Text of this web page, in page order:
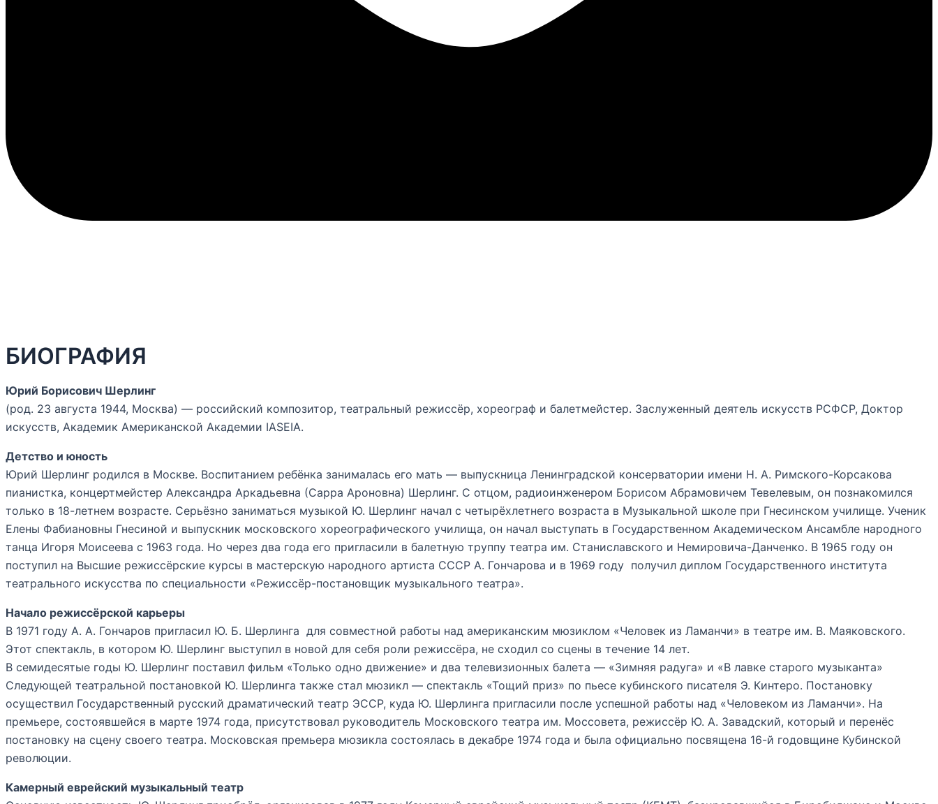
БИОГРАФИЯ
Юрий Борисович Шерлинг
(род. 23 августа 1944, Москва) — российский композитор, театральный режиссёр, хореограф и балетмейстер. Заслуженный деятель искусств РСФСР, Доктор
искусств, Академик Американской Академии IASEIA.
Детство и юность
Юрий Шерлинг родился в Москве. Воспитанием ребёнка занималась его мать — выпускница Ленинградской консерватории имени Н. А. Римского-Корсакова
пианистка, концертмейстер Александра Аркадьевна (Сарра Ароновна) Шерлинг. С отцом, радиоинженером Борисом Абрамовичем Тевелевым, он познакомился
только в 18-летнем возрасте. Серьёзно заниматься музыкой Ю. Шерлинг начал с четырёхлетнего возраста в Музыкальной школе при Гнесинском училище. Ученик
Елены Фабиановны Гнесиной и выпускник московского хореографического училища, он начал выступать в Государственном Академическом Ансамбле народного
танца Игоря Моисеева с 1963 года. Но через два года его пригласили в балетную труппу театра им. Станиславского и Немировича-Данченко. В 1965 году он
поступил на Высшие режиссёрские курсы в мастерскую народного артиста СССР А. Гончарова и в 1969 году получил диплом Государственного института
театрального искусства по специальности «Режиссёр-постановщик музыкального театра».
Начало режиссёрской карьеры
В 1971 году А. А. Гончаров пригласил Ю. Б. Шерлинга для совместной работы над американским мюзиклом «Человек из Ламанчи» в театре им. В. Маяковского.
Этот спектакль, в котором Ю. Шерлинг выступил в новой для себя роли режиссёра, не сходил со сцены в течение 14 лет.
В семидесятые годы Ю. Шерлинг поставил фильм «Только одно движение» и два телевизионных балета — «Зимняя радуга» и «В лавке старого музыканта»
Следующей театральной постановкой Ю. Шерлинга также стал мюзикл — спектакль «Тощий приз» по пьесе кубинского писателя Э. Кинтеро. Постановку
осуществил Государственный русский драматический театр ЭССР, куда Ю. Шерлинга пригласили после успешной работы над «Человеком из Ламанчи». На
премьере, состоявшейся в марте 1974 года, присутствовал руководитель Московского театра им. Моссовета, режиссёр Ю. А. Завадский, который и перенёс
постановку на сцену своего театра. Московская премьера мюзикла состоялась в декабре 1974 года и была официально посвящена 16-й годовщине Кубинской
революции.
Камерный еврейский музыкальный театр